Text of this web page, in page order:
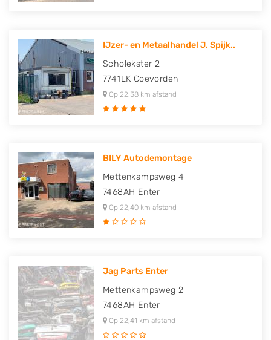
IJzer- en Metaalhandel J. Spijk..
Scholekster 2
7741LK Coevorden
Op 22,38 km afstand
BILY Autodemontage
Mettenkampsweg 4
7468AH Enter
Op 22,40 km afstand
Jag Parts Enter
Mettenkampsweg 2
7468AH Enter
Op 22,41 km afstand